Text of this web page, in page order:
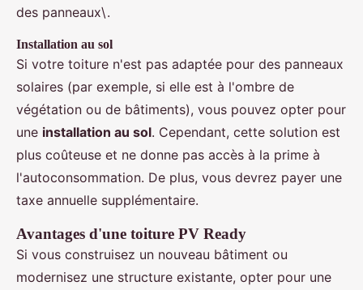
des panneaux\.
Installation au sol
Si votre toiture n'est pas adaptée pour des panneaux
solaires (par exemple, si elle est à l'ombre de
végétation ou de bâtiments), vous pouvez opter pour
une installation au sol. Cependant, cette solution est
plus coûteuse et ne donne pas accès à la prime à
l'autoconsommation. De plus, vous devrez payer une
taxe annuelle supplémentaire.
Avantages d'une toiture PV Ready
Si vous construisez un nouveau bâtiment ou
modernisez une structure existante, opter pour une